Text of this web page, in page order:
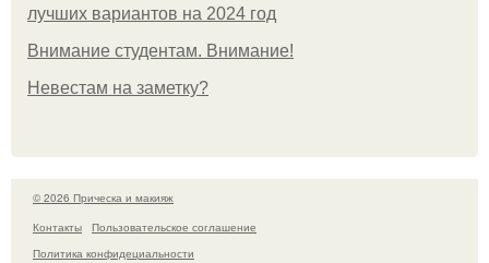
лучших вариантов на 2024 год
Внимание студентам. Внимание!
Невестам на заметку?
© 2026 Прическа и макияж
Контакты
Пользовательское соглашение
Политика конфидециальности